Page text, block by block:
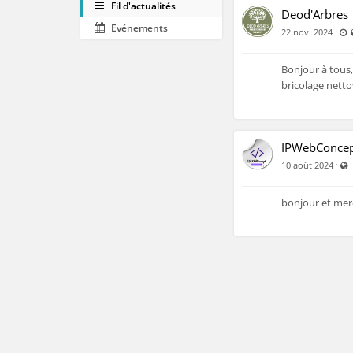
Fil d'actualités
Evénements
Deod'Arbres
22 nov. 2024 ·
Bonjour à
bricolage
10 août 2024 ·
bonjour et